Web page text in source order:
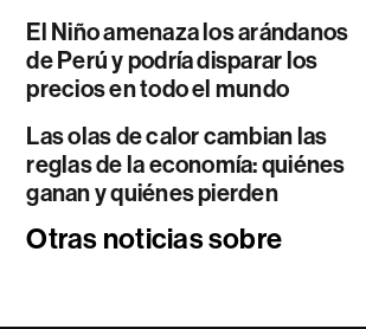
El Niño amenaza los arándanos
de Perú y podría disparar los
precios en todo el mundo
Las olas de calor cambian las
reglas de la economía: quiénes
ganan y quiénes pierden
Otras noticias sobre